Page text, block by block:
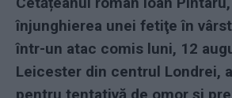
înjunghierea unei fetiţe în
într-un atac comis luni, 12
Leicester din centrul Londrei,
pentru tentativă de omor şi